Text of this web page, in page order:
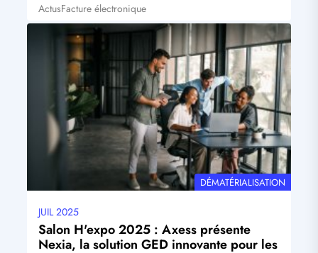
Tags
ActusFacture électronique
THÉMATIQUE
DÉMATÉRIALISATION
Date
mise
à
jour
JUIL 2025
Salon H'expo 2025 : Axess présente
Nexia, la solution GED innovante pour les